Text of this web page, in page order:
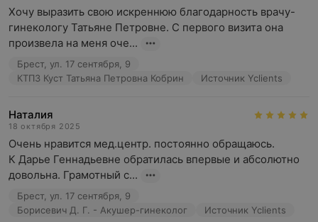
Хочу выразить свою искреннюю благодарность врачу-
гинекологу Татьяне Петровне. С первого визита она
произвела на меня оче...
Брест, ул. 17 сентября, 9
КТП3 Куст Татьяна Петровна Кобрин
Источник Yclients
Наталия
18 октября 2025
Очень нравится мед.центр. постоянно обращаюсь.
К Дарье Геннадьевне обратилась впервые и абсолютно
довольна. Грамотный с...
Брест, ул. 17 сентября, 9
Борисевич Д. Г. - Акушер-гинеколог
Источник Yclients